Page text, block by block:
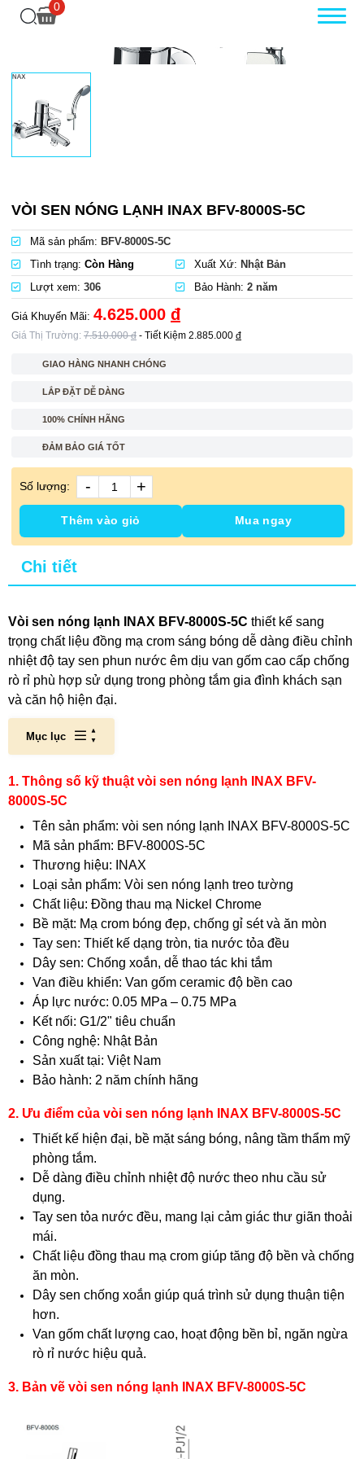
0
VÒI SEN NÓNG LẠNH INAX BFV-8000S-5C
Mã sản phẩm: BFV-8000S-5C
Tình trạng: Còn Hàng Xuất Xứ: Nhật Bản
Lượt xem: 306 Bảo Hành: 2 năm
Giá Khuyến Mãi: 4.625.000 đ
Giá Thị Trường: 7.510.000đ - Tiết Kiệm 2.885.000 đ
GIAO HÀNG NHANH CHÓNG
LẮP ĐẶT DỄ DÀNG
100% CHÍNH HÃNG
ĐẢM BẢO GIÁ TỐT
Số lượng: - +
Thêm vào giỏ Mua ngay
Chi tiết
Vòi sen nóng lạnh INAX BFV-8000S-5C thiết kế sang
trọng chất liệu đồng mạ crom sáng bóng dễ dàng điều chỉnh
nhiệt độ tay sen phun nước êm dịu van gốm cao cấp chống
rò rỉ phù hợp sử dụng trong phòng tắm gia đình khách sạn
và căn hộ hiện đại.
Mục lục
1. Thông số kỹ thuật vòi sen nóng lạnh INAX BFV-
8000S-5C
Tên sản phẩm: vòi sen nóng lạnh INAX BFV-8000S-5C
Mã sản phẩm: BFV-8000S-5C
Thương hiệu: INAX
Loại sản phẩm: Vòi sen nóng lạnh treo tường
Chất liệu: Đồng thau mạ Nickel Chrome
Bề mặt: Mạ crom bóng đẹp, chống gỉ sét và ăn mòn
Tay sen: Thiết kế dạng tròn, tia nước tỏa đều
Dây sen: Chống xoắn, dễ thao tác khi tắm
Van điều khiển: Van gốm ceramic độ bền cao
Áp lực nước: 0.05 MPa – 0.75 MPa
Kết nối: G1/2" tiêu chuẩn
Công nghệ: Nhật Bản
Sản xuất tại: Việt Nam
Bảo hành: 2 năm chính hãng
2. Ưu điểm của vòi sen nóng lạnh INAX BFV-8000S-5C
Thiết kế hiện đại, bề mặt sáng bóng, nâng tầm thẩm mỹ
phòng tắm.
Dễ dàng điều chỉnh nhiệt độ nước theo nhu cầu sử
dụng.
Tay sen tỏa nước đều, mang lại cảm giác thư giãn thoải
mái.
Chất liệu đồng thau mạ crom giúp tăng độ bền và chống
ăn mòn.
Dây sen chống xoắn giúp quá trình sử dụng thuận tiện
hơn.
Van gốm chất lượng cao, hoạt động bền bỉ, ngăn ngừa
rò rỉ nước hiệu quả.
3. Bản vẽ vòi sen nóng lạnh INAX BFV-8000S-5C